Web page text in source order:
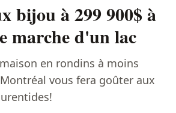
bijou à 299 900$ à
marche d'un lac
en rondins à moins
vous fera goûter aux